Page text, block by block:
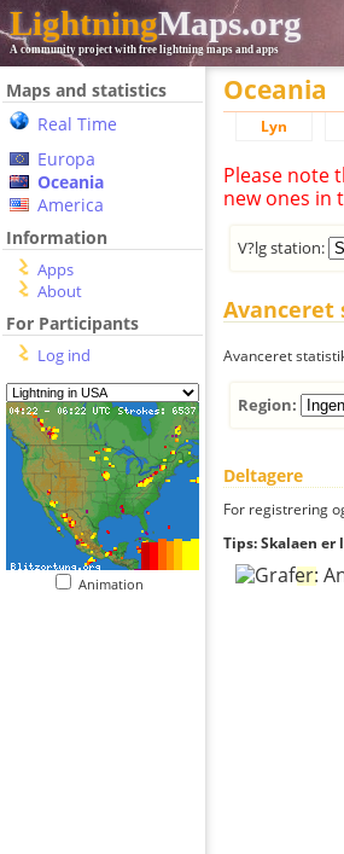
LightningMaps.org
A community project with free lightning maps and apps
Maps and statistics
Real Time
Europa
Oceania
America
Information
Apps
About
For Participants
Log ind
Animation
Oceania
Lyn
Please note
new ones in
V?lg station:
Avanceret
Region:
Deltagere
For registrering
Tips: Skalaen